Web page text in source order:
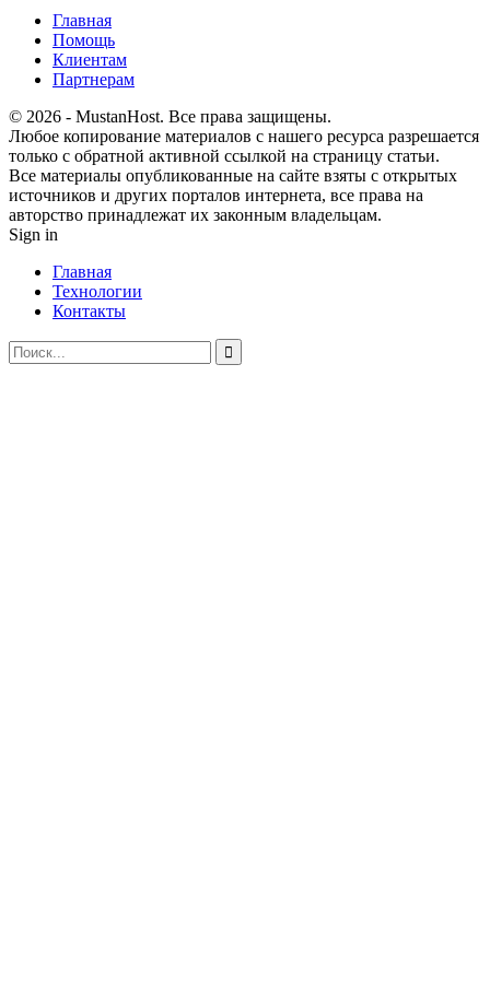
Главная
Помощь
Клиентам
Партнерам
© 2026 - MustanHost. Все права защищены.
Любое копирование материалов с нашего ресурса разрешается
только с обратной активной ссылкой на страницу статьи.
Все материалы опубликованные на сайте взяты с открытых
источников и других порталов интернета, все права на
авторство принадлежат их законным владельцам.
Sign in
Главная
Технологии
Контакты